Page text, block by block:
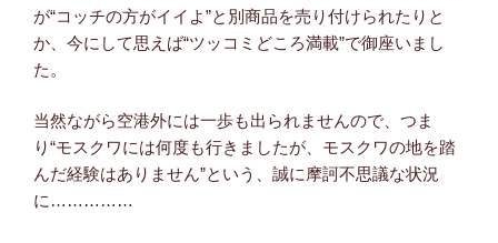
が“コッチの方がイイよ”と別商品を売り付けられたりと
か、今にして思えば“ツッコミどころ満載”で御座いまし
た。
当然ながら空港外には一歩も出られませんので、つま
り“モスクワには何度も行きましたが、モスクワの地を踏
んだ経験はありません”という、誠に摩訶不思議な状況
に……………